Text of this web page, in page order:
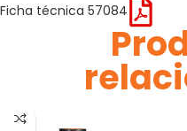
Ficha técnica 57084